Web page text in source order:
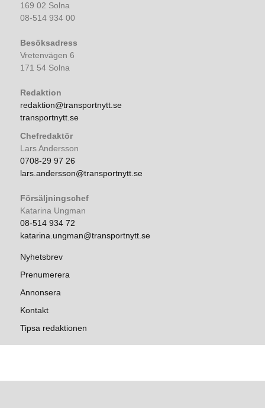
169 02 Solna
08-514 934 00
Besöksadress
Vretenvägen 6
171 54 Solna
Redaktion
redaktion@transportnytt.se
transportnytt.se
Chefredaktör
Lars Andersson
0708-29 97 26
lars.andersson@transportnytt.se
Försäljningschef
Katarina Ungman
08-514 934 72
katarina.ungman@transportnytt.se
Nyhetsbrev
Prenumerera
Annonsera
Kontakt
Tipsa redaktionen